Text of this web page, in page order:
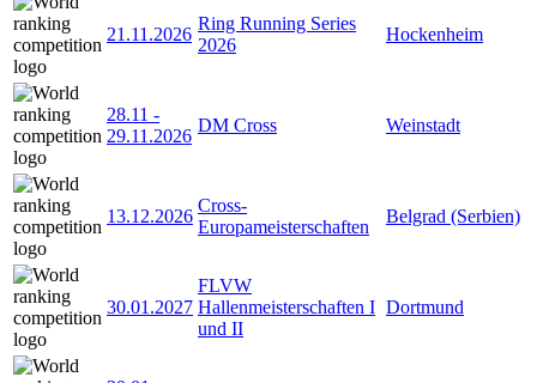
21.11.2026
Ring Running Series
2026
Hockenheim
28.11 -
29.11.2026
DM Cross Weinstadt
13.12.2026
Cross-
Europameisterschaften
Belgrad (Serbien)
30.01.2027
FLVW
Hallenmeisterschaften I
und II
Dortmund